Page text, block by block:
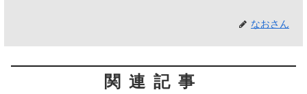
なおさん
関連記事